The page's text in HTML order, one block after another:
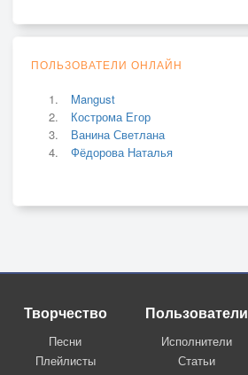
ПОЛЬЗОВАТЕЛИ ОНЛАЙН
Mangust
Кострома Егор
Ванина Светлана
Фёдорова Наталья
Творчество
Песни
Плейлисты
Пользователи
Исполнители
Статьи